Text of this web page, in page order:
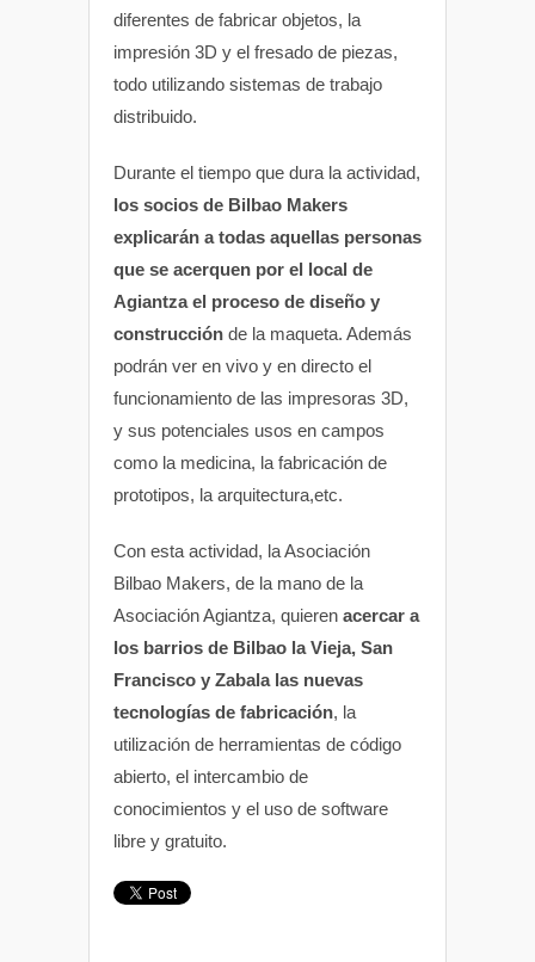
diferentes de fabricar objetos, la
impresión 3D y el fresado de piezas,
todo utilizando sistemas de trabajo
distribuido.
Durante el tiempo que dura la actividad,
los socios de Bilbao Makers
explicarán a todas aquellas personas
que se acerquen por el local de
Agiantza el proceso de diseño y
construcción de la maqueta. Además
podrán ver en vivo y en directo el
funcionamiento de las impresoras 3D,
y sus potenciales usos en campos
como la medicina, la fabricación de
prototipos, la arquitectura,etc.
Con esta actividad, la Asociación
Bilbao Makers, de la mano de la
Asociación Agiantza, quieren acercar a
los barrios de Bilbao la Vieja, San
Francisco y Zabala las nuevas
tecnologías de fabricación, la
utilización de herramientas de código
abierto, el intercambio de
conocimientos y el uso de software
libre y gratuito.